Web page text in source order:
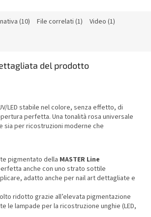
(10) File correlati (1) Video (1)
del prodotto
LED stabile nel colore, senza effetto, di
perfetta. Una tonalità rosa universale
sia per ricostruzioni moderne che
pigmentato della MASTER Line
anche con uno strato sottile
adatto anche per nail art dettagliate e
ridotto grazie all’elevata pigmentazione
le lampade per la ricostruzione unghie (LED,